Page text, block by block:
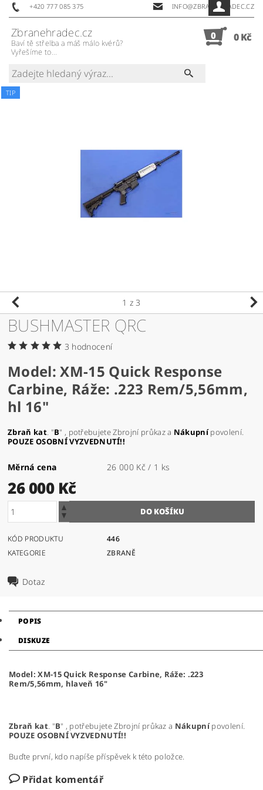
+420 777 085 375 INFO@ZBRANEHRADEC.CZ
Zbranehradec.cz
Baví tě střelba a máš málo kvérů?
Vyřešíme to...
0 0 Kč
TIP
1 z 3
BUSHMASTER QRC
3 hodnocení
Model: XM-15 Quick Response
Carbine, Ráže: .223 Rem/5,56mm,
hl 16"
Zbraň kat. "B" , potřebujete Zbrojní průkaz a Nákupnípovolení.
POUZE OSOBNÍ VYZVEDNUTÍ!!
Měrná cena 26 000 Kč / 1 ks
26 000 Kč
KÓD PRODUKTU
446
KATEGORIE
ZBRANĚ
Dotaz
POPIS
DISKUZE
Model: XM-15 Quick Response Carbine, Ráže: .223
Rem/5,56mm, hlaveň 16"
Zbraň kat. "B" , potřebujete Zbrojní průkaz a Nákupnípovolení.
POUZE OSOBNÍ VYZVEDNUTÍ!!
Buďte první, kdo napíše příspěvek k této položce.
Přidat komentář